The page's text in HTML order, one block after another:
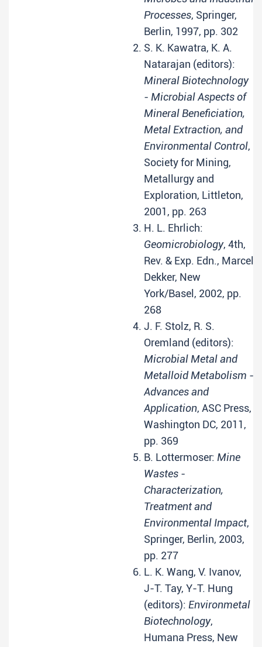
Processes, Springer,
Berlin, 1997, pp. 302
S. K. Kawatra, K. A.
Natarajan (editors):
Mineral Biotechnology
- Microbial Aspects of
Mineral Beneficiation,
Metal Extraction, and
Environmental Control,
Society for Mining,
Metallurgy and
Exploration, Littleton,
2001, pp. 263
H. L. Ehrlich:
Geomicrobiology, 4th,
Rev. & Exp. Edn., Marcel
Dekker, New
York/Basel, 2002, pp.
268
J. F. Stolz, R. S.
Oremland (editors):
Microbial Metal and
Metalloid Metabolism -
Advances and
Application, ASC Press,
Washington DC, 2011,
pp. 369
B. Lottermoser: Mine
Wastes -
Characterization,
Treatment and
Environmental Impact,
Springer, Berlin, 2003,
pp. 277
L. K. Wang, V. Ivanov,
J-T. Tay, Y-T. Hung
(editors): Environmetal
Biotechnology,
Humana Press, New